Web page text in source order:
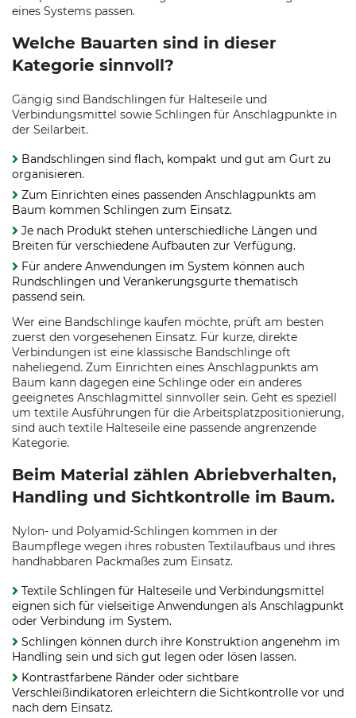
eines Systems passen.
Welche Bauarten sind in dieser
Kategorie sinnvoll?
Gängig sind Bandschlingen für Halteseile und
Verbindungsmittel sowie Schlingen für Anschlagpunkte in
der Seilarbeit.
Bandschlingen sind flach, kompakt und gut am Gurt zu
organisieren.
Zum Einrichten eines passenden Anschlagpunkts am
Baum kommen Schlingen zum Einsatz.
Je nach Produkt stehen unterschiedliche Längen und
Breiten für verschiedene Aufbauten zur Verfügung.
Für andere Anwendungen im System können auch
Rundschlingen und Verankerungsgurte thematisch
passend sein.
Wer eine Bandschlinge kaufen möchte, prüft am besten
zuerst den vorgesehenen Einsatz. Für kurze, direkte
Verbindungen ist eine klassische Bandschlinge oft
naheliegend. Zum Einrichten eines Anschlagpunkts am
Baum kann dagegen eine Schlinge oder ein anderes
geeignetes Anschlagmittel sinnvoller sein. Geht es speziell
um textile Ausführungen für die Arbeitsplatzpositionierung,
sind auch textile Halteseile eine passende angrenzende
Kategorie.
Beim Material zählen Abriebverhalten,
Handling und Sichtkontrolle im Baum.
Nylon- und Polyamid-Schlingen kommen in der
Baumpflege wegen ihres robusten Textilaufbaus und ihres
handhabbaren Packmaßes zum Einsatz.
Textile Schlingen für Halteseile und Verbindungsmittel
eignen sich für vielseitige Anwendungen als Anschlagpunkt
oder Verbindung im System.
Schlingen können durch ihre Konstruktion angenehm im
Handling sein und sich gut legen oder lösen lassen.
Kontrastfarbene Ränder oder sichtbare
Verschleißindikatoren erleichtern die Sichtkontrolle vor und
nach dem Einsatz.